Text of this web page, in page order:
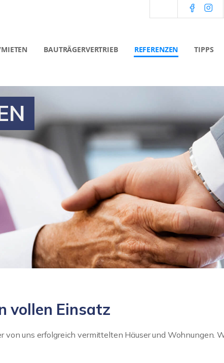
BAUTRÄGERVERTRIEB REFERENZEN TIPPS
vollen Einsatz
uns erfolgreich vermittelten Häuser und Wohnungen.